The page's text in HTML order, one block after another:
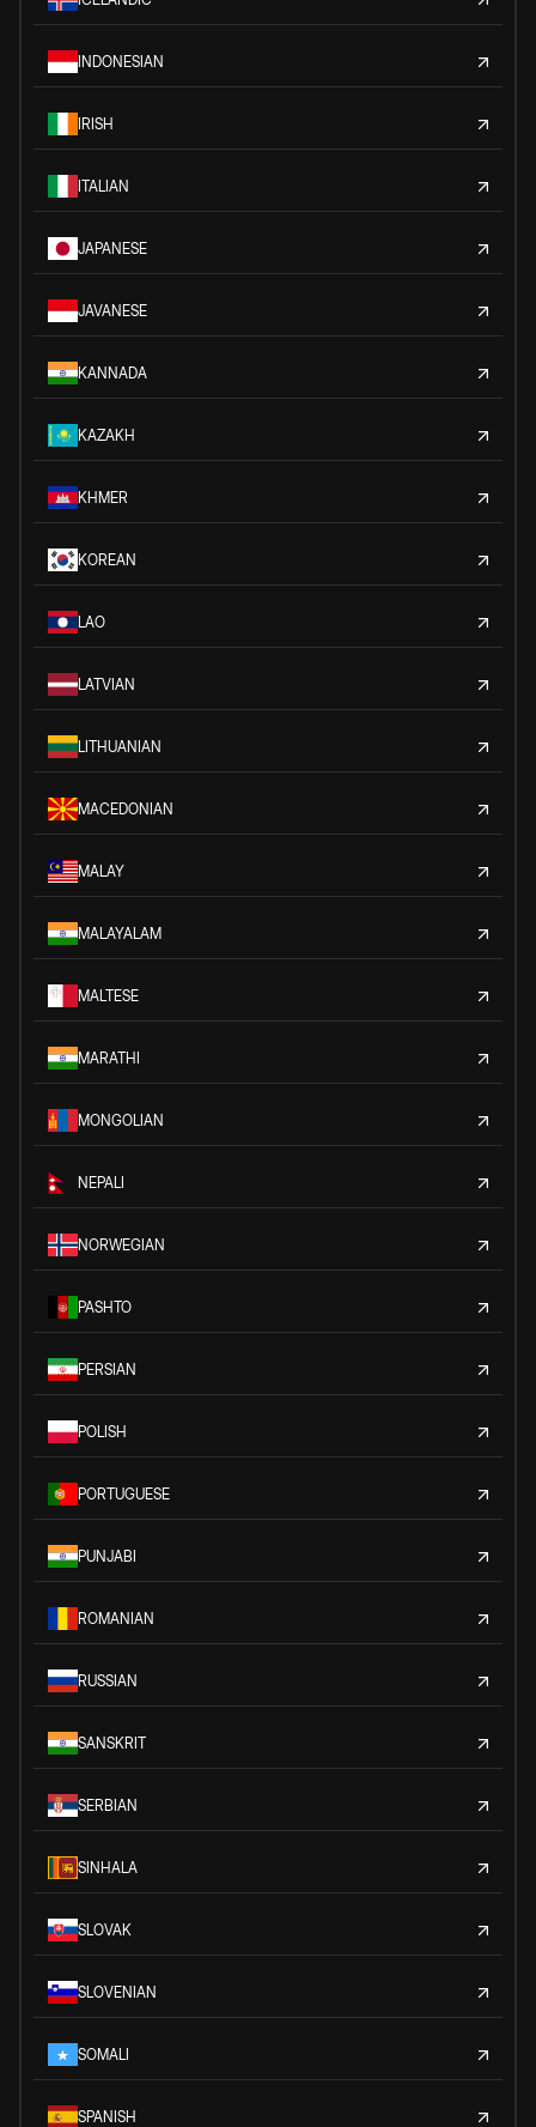
INDONESIAN
IRISH
ITALIAN
JAPANESE
JAVANESE
KANNADA
KAZAKH
KHMER
KOREAN
LAO
LATVIAN
LITHUANIAN
MACEDONIAN
MALAY
MALAYALAM
MALTESE
MARATHI
MONGOLIAN
NEPALI
NORWEGIAN
PASHTO
PERSIAN
POLISH
PORTUGUESE
PUNJABI
ROMANIAN
RUSSIAN
SANSKRIT
SERBIAN
SINHALA
SLOVAK
SLOVENIAN
SOMALI
SPANISH